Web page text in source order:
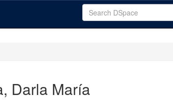
Darla María